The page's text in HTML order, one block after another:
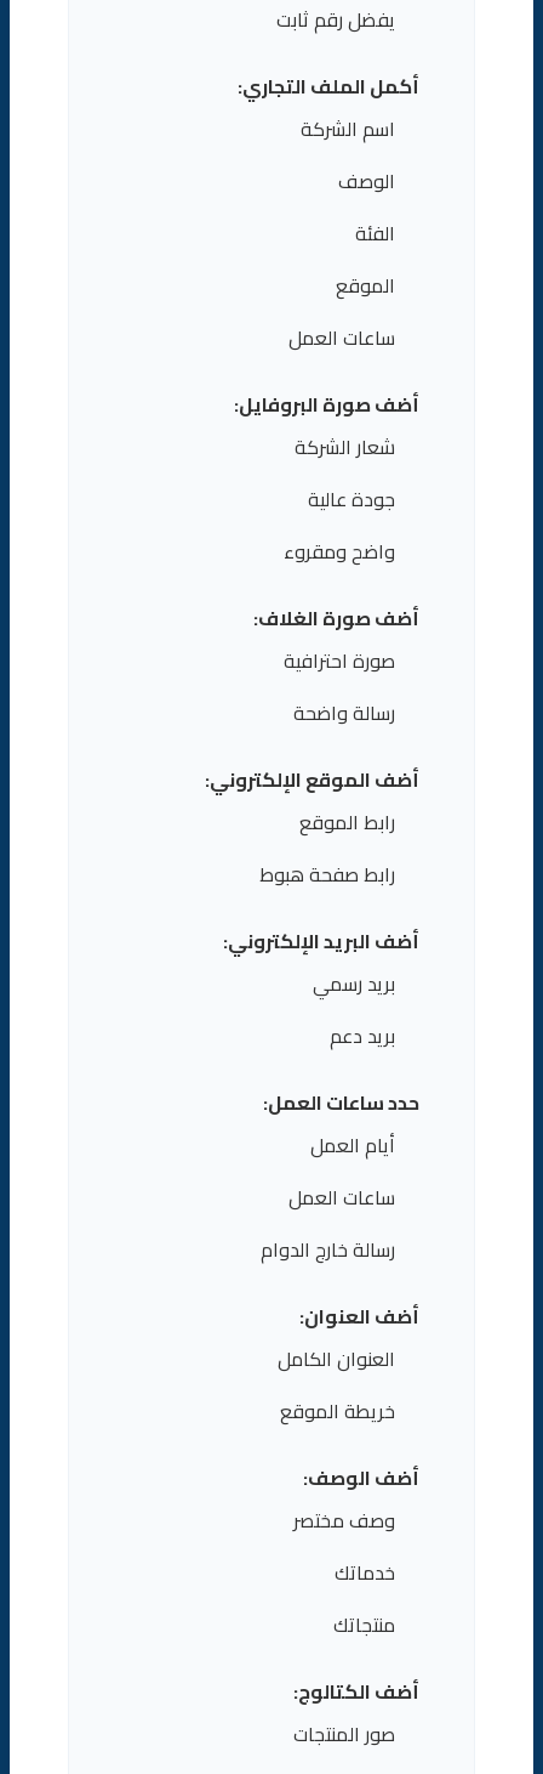
يفضل رقم ثابت
أكمل الملف التجاري:
اسم الشركة
الوصف
الفئة
الموقع
ساعات العمل
أضف صورة البروفايل:
شعار الشركة
جودة عالية
واضح ومقروء
أضف صورة الغلاف:
صورة احترافية
رسالة واضحة
أضف الموقع الإلكتروني:
رابط الموقع
رابط صفحة هبوط
أضف البريد الإلكتروني:
بريد رسمي
بريد دعم
حدد ساعات العمل:
أيام العمل
ساعات العمل
رسالة خارج الدوام
أضف العنوان:
العنوان الكامل
خريطة الموقع
أضف الوصف:
وصف مختصر
خدماتك
منتجاتك
أضف الكتالوج:
صور المنتجات